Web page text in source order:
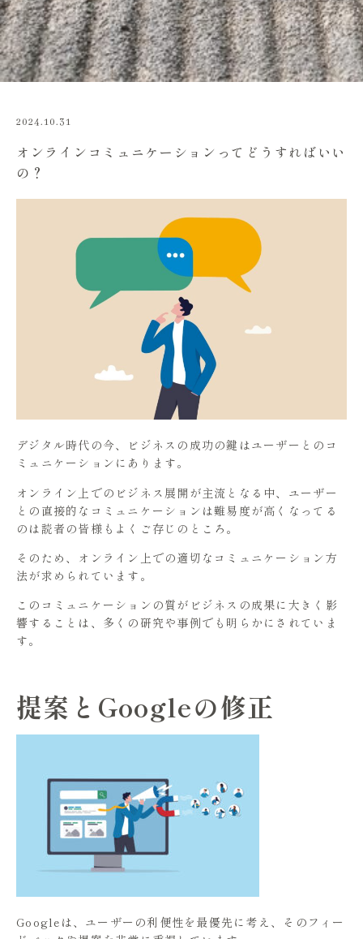
2024.10.31
オンラインコミュニケーションってどうすればいい
の？
デジタル時代の今、ビジネスの成功の鍵はユーザーとのコ
ミュニケーションにあります。
オンライン上でのビジネス展開が主流となる中、ユーザー
との直接的なコミュニケーションは難易度が高くなってる
のは読者の皆様もよくご存じのところ。
そのため、オンライン上での適切なコミュニケーション方
法が求められています。
このコミュニケーションの質がビジネスの成果に大きく影
響することは、多くの研究や事例でも明らかにされていま
す。
提案とGoogleの修正
Googleは、ユーザーの利便性を最優先に考え、そのフィー